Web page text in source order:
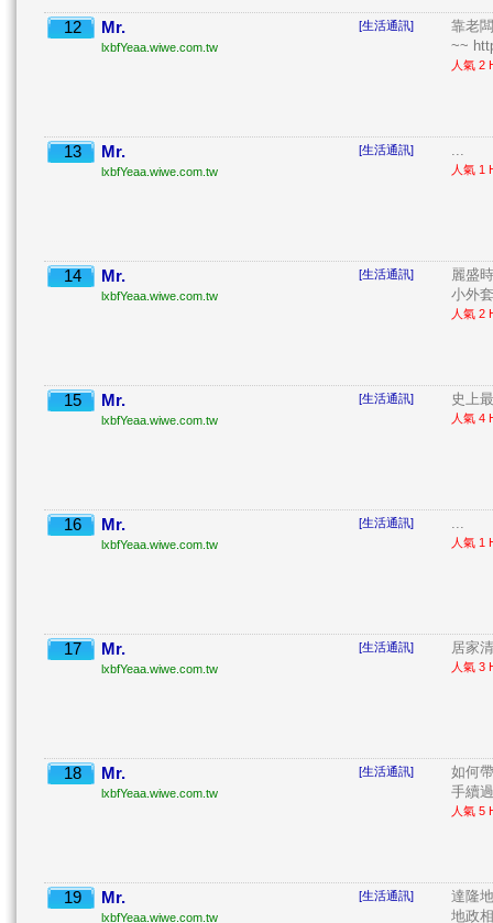
12 Mr.
lxbfYeaa.wiwe.com.tw
[生活通訊]
靠老
~~
人氣 2
13 Mr.
lxbfYeaa.wiwe.com.tw
[生活通訊] ...
人氣 1
14 Mr.
lxbfYeaa.wiwe.com.tw
[生活通訊]
麗盛
小外
人氣 2
15 Mr.
lxbfYeaa.wiwe.com.tw
[生活通訊] 史上
人氣 4
16 Mr.
lxbfYeaa.wiwe.com.tw
[生活通訊] ...
人氣 1
17 Mr.
lxbfYeaa.wiwe.com.tw
[生活通訊] 居家
人氣 3
18 Mr.
lxbfYeaa.wiwe.com.tw
[生活通訊]
如何
手續
人氣 5
19 Mr.
lxbfYeaa.wiwe.com.tw
[生活通訊]
達隆
地政